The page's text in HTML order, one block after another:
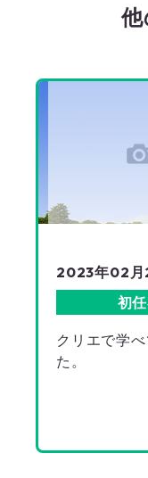
2023年02月
初
クリエで学
た。